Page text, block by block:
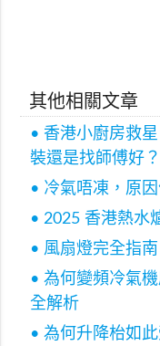
其他相關文章
• 香港小廚房救
裝還是找師傅好？
• 冷氣唔凍，原因
• 2025 香港熱水
• 風扇燈完全指
• 為何變頻冷氣
全解析
• 為何升降枱如